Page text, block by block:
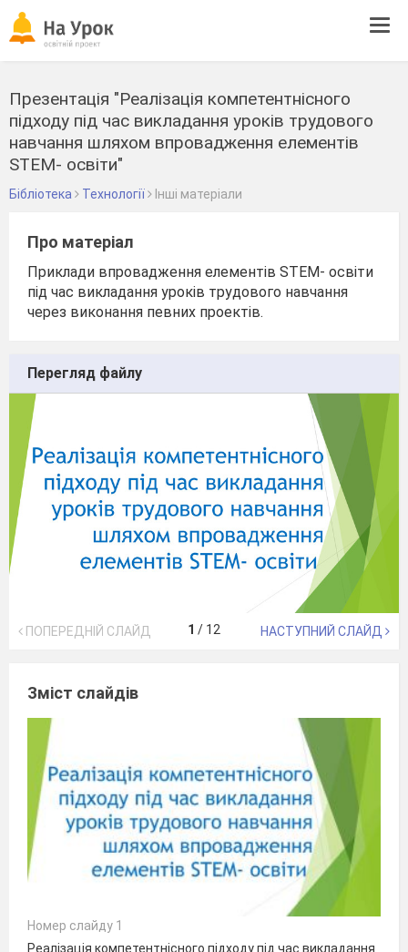
Презентація "Реалізація компетентнісного
підходу під час викладання уроків трудового
навчання шляхом впровадження елементів
STEM- освіти"
Бібліотека Технології Інші матеріали
Про матеріал
Приклади впровадження елементів STEM- освіти
під час викладання уроків трудового навчання
через виконання певних проектів.
Перегляд файлу
ПОПЕРЕДНІЙ СЛАЙД 1 / 12 НАСТУПНИЙ СЛАЙД
Зміст слайдів
Номер слайду 1
Реалізація компетентнісного підходу під час викладання